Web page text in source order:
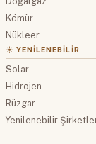
Kömür
Nükleer
☀️ YENILENEBILIR
Solar
Hidrojen
Rüzgar
Yenilenebilir